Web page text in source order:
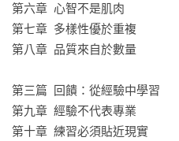
第六章  心智不是肌肉
第七章  多樣性優於重複
第八章  品質來自於數量
第三篇  回饋：從經驗中學習
第九章  經驗不代表專業
第十章  練習必須貼近現實